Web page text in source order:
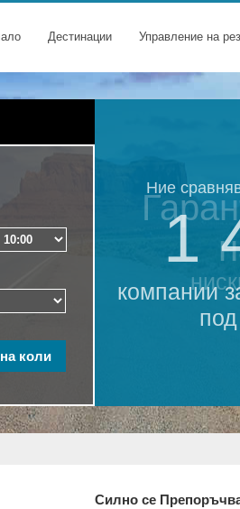
Дестинации Управление на
Ние
1
компании
Силно се